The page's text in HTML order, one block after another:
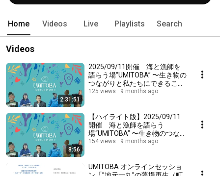
Home Videos Live Playlists Search
Videos
2:31:51
2025/09/11開催 海と漁師を
語らう場“UMITOBA” 〜生き物の
つながりと私たちにできるこ
と〜
125 views 9 months ago
8:56
【ハイライト版】2025/09/11
開催 海と漁師を語らう
場“UMITOBA” 〜生き物のつなが
りと私たちにできること〜
154 views 9 months ago
UMITOBA オンラインセッショ